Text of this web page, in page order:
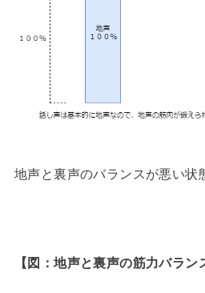
地声と裏声のバランスが悪い状
【図：地声と裏声の筋力バラン